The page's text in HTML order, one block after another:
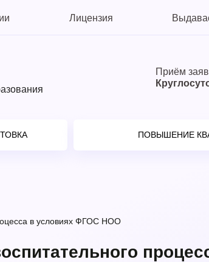
Лицензия
Приём
ПОВЫШЕНИЕ
в условиях ФГОС НОО